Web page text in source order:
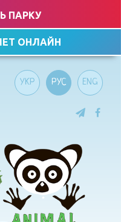
ПАРКУ
ОНЛАЙН
ENG
РУС
УКР